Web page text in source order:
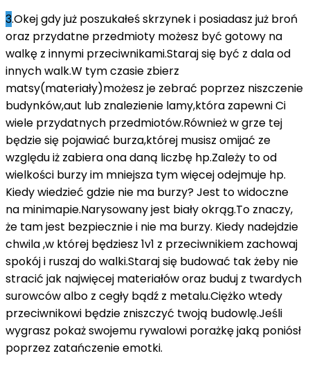
3.Okej gdy już poszukałeś skrzynek i posiadasz już broń
oraz przydatne przedmioty możesz być gotowy na
walkę z innymi przeciwnikami.Staraj się być z dala od
innych walk.W tym czasie zbierz
matsy(materiały)możesz je zebrać poprzez niszczenie
budynków,aut lub znalezienie lamy,która zapewni Ci
wiele przydatnych przedmiotów.Również w grze tej
będzie się pojawiać burza,której musisz omijać ze
względu iż zabiera ona daną liczbę hp.Zależy to od
wielkości burzy im mniejsza tym więcej odejmuje hp.
Kiedy wiedzieć gdzie nie ma burzy? Jest to widoczne
na minimapie.Narysowany jest biały okrąg.To znaczy,
że tam jest bezpiecznie i nie ma burzy. Kiedy nadejdzie
chwila ,w której będziesz 1v1 z przeciwnikiem zachowaj
spokój i ruszaj do walki.Staraj się budować tak żeby nie
stracić jak najwięcej materiałów oraz buduj z twardych
surowców albo z cegły bądź z metalu.Ciężko wtedy
przeciwnikowi będzie zniszczyć twoją budowlę.Jeśli
wygrasz pokaż swojemu rywalowi porażkę jaką poniósł
poprzez zatańczenie emotki.